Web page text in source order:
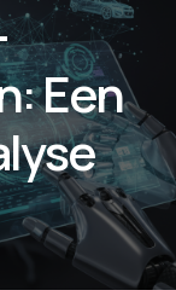
Een